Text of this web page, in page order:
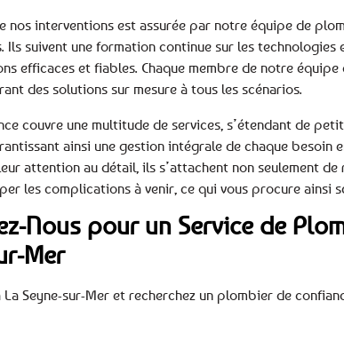
nos interventions est assurée par notre équipe de
Ils suivent une formation continue sur les
efficaces et fiables. Chaque membre de notre
des solutions sur mesure à tous les scénarios.
couvre une multitude de services, s’étendant de
ainsi une gestion intégrale de chaque besoin
attention au détail, ils s’attachent non seulement
les complications à venir, ce qui vous procure ainsi
Nous pour un Service de
Mer
La Seyne-sur-Mer et recherchez un plombier de